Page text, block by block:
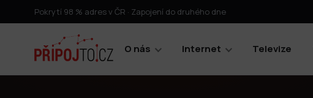
Pokrytí 98 % adres v ČR · Zapojení do druhého dne
O nás Internet Televize